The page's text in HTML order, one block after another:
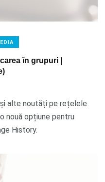
în grupuri |
alte noutăți pe rețelele
nouă opțiune pentru
History.